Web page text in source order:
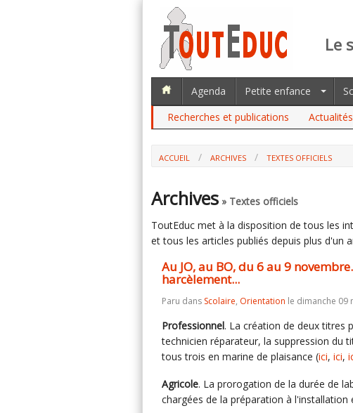
Le
Agenda Petite enfance
Recherches et publications
Actualités
ACCUEIL ARCHIVES
TEXTES OFFICIELS
Archives » Textes officiels
ToutEduc met à la disposition de tous les
et tous les articles publiés depuis plus d'un
Au JO, au BO, du 6 au 9
harcèlement...
Paru dans Scolaire, Orientation le dimanche 09
Professionnel. La création de deux titres
technicien réparateur, la suppression du
tous trois en marine de plaisance (ici, ici,
Agricole. La prorogation de la durée de
chargées de la préparation à l'installation